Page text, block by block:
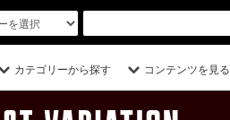
カテゴリーから探す コンテンツを見る